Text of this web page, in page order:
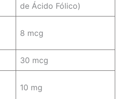
de Ácido Fólico)
8 mcg
30 mcg
10 mg